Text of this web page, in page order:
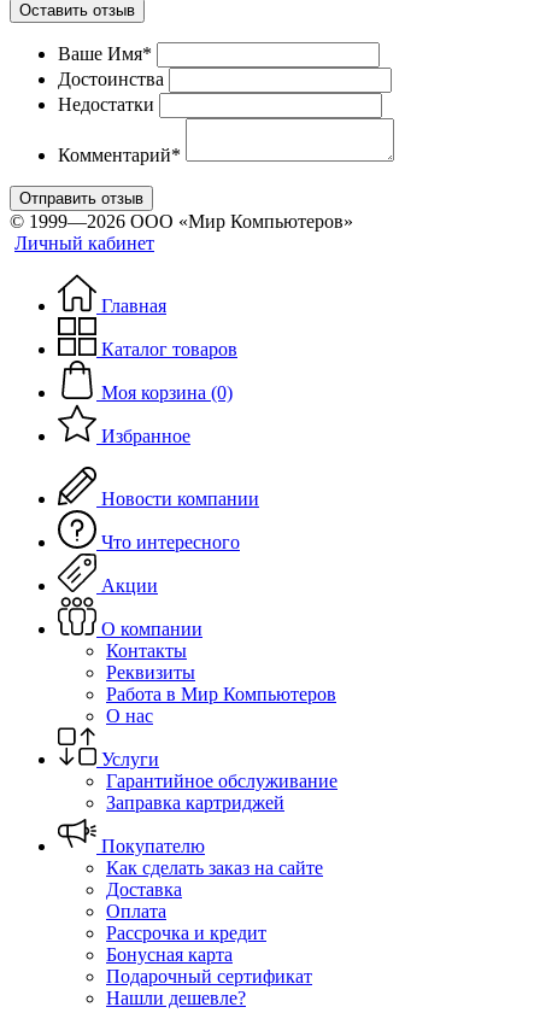
Оставить отзыв
Ваше Имя*
Достоинства
Недостатки
Комментарий*
Отправить отзыв
© 1999—2026 ООО «Мир Компьютеров»
Личный кабинет
Главная
Каталог товаров
Моя корзина (0)
Избранное
Новости компании
Что интересного
Акции
О компании
Контакты
Реквизиты
Работа в Мир Компьютеров
О нас
Услуги
Гарантийное обслуживание
Заправка картриджей
Покупателю
Как сделать заказ на сайте
Доставка
Оплата
Рассрочка и кредит
Бонусная карта
Подарочный сертификат
Нашли дешевле?